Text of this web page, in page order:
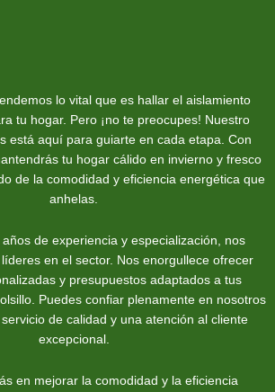
lo vital que es hallar el aislamiento
tu hogar. Pero ¡no te preocupes! Nuestro
está aquí para guiarte en cada etapa. Con
tu hogar cálido en invierno y fresco
de la comodidad y eficiencia energética que
anhelas.
de experiencia y especialización, nos
en el sector. Nos enorgullece ofrecer
y presupuestos adaptados a tus
Puedes confiar plenamente en nosotros
de calidad y una atención al cliente
excepcional.
en mejorar la comodidad y la eficiencia